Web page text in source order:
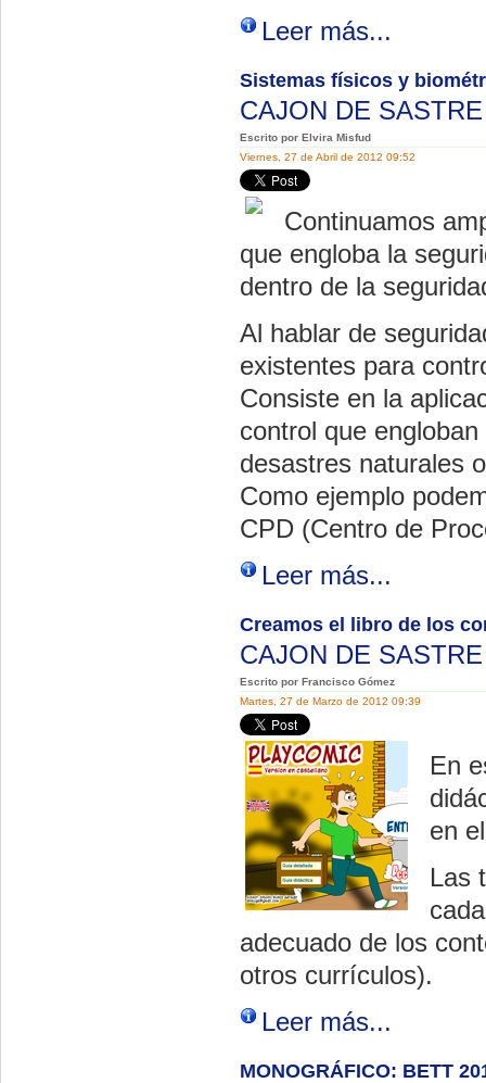
Leer más...
Sistemas físicos y
CAJON DE
Escrito por Elvira Misfud
Viernes, 27 de Abril de 2012 09:52
Continuamos
que engloba la
dentro de la
Al hablar de
existentes para
Consiste en la
control que
desastres naturales
Como ejemplo
CPD (Centro de
Leer más...
Creamos el libro de los
CAJON DE
Escrito por Francisco Gómez
Martes, 27 de Marzo de 2012 09:39
En
en
Las
adecuado de los
otros currículos).
Leer más...
MONOGRÁFICO: BETT